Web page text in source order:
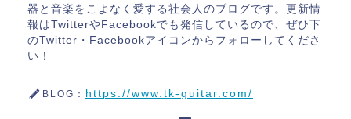
器と音楽をこよなく愛する社会人のブログです。更新情
報はTwitterやFacebookでも発信しているので、ぜひ下
のTwitter・Facebookアイコンからフォローしてくださ
い！
BLOG： https://www.tk-guitar.com/